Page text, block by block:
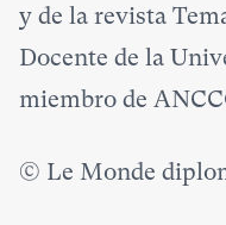
y de la revista
Docente de la
miembro de
© Le Monde